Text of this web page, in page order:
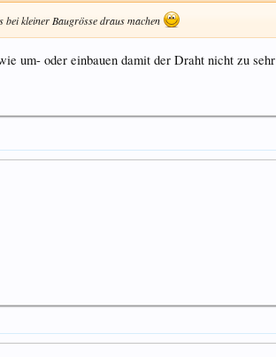
bei kleiner Baugrösse draus machen
um- oder einbauen damit der Draht nicht zu